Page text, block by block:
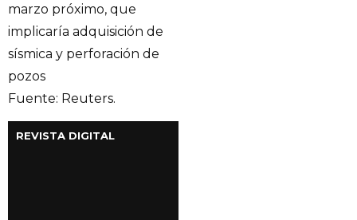
marzo próximo, que
implicaría adquisición de
sísmica y perforación de
pozos
Fuente: Reuters.
REVISTA DIGITAL